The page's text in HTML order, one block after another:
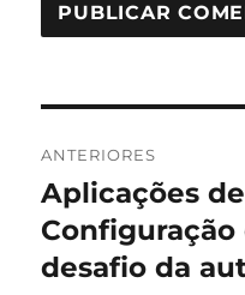
de
Post
ANTERIORES
Post
anterior:
Aplicações
Configuração
desafio da